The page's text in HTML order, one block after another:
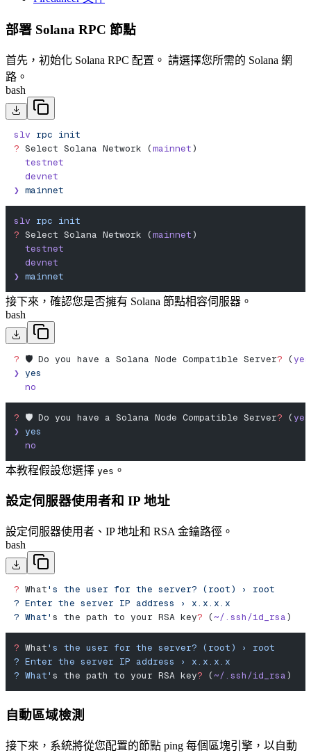
部署 Solana RPC 節點
首先，初始化 Solana RPC 配置。 請選擇您所需的 Solana 網
路。
bash
slv rpc init
? Select Solana Network (mainnet)
  testnet
  devnet
❯ mainnet
slv rpc init
? Select Solana Network (mainnet)
  testnet
  devnet
❯ mainnet
接下來，確認您是否擁有 Solana 節點相容伺服器。
bash
? 🛡️ Do you have a Solana Node Compatible Server? (yes
❯ yes
  no
? 🛡️ Do you have a Solana Node Compatible Server? (yes
❯ yes
  no
本教程假設您選擇 yes 。
設定伺服器使用者和 IP 地址
設定伺服器使用者、IP 地址和 RSA 金鑰路徑。
bash
? What's the user for the server? (root) › root
? Enter the server IP address › x.x.x.x
? What' s the path to your RSA key? (~/.ssh/id_rsa)
? What's the user for the server? (root) › root
? Enter the server IP address › x.x.x.x
? What' s the path to your RSA key? ( ~/.ssh/id_rsa)
自動區域檢測
接下來，系統將從您配置的節點 ping 每個區塊引擎，以自動